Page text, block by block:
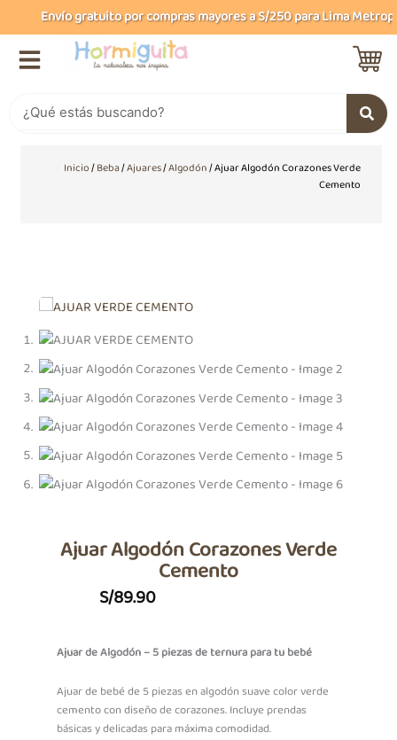
al
contenido
Envío gratuito por compras mayores a S/250 para Lima
Inicio/Beba/Ajuares/Algodón/ Ajuar Algodón Corazones Verde
Cemento
Ajuar Algodón Corazones Verde
Cemento
S/89.90
Ajuar de Algodón – 5 piezas de ternura para tu bebé
Ajuar de bebé de 5 piezas en algodón suave color verde
cemento con diseño de corazones. Incluye prendas
básicas y delicadas para máxima comodidad.